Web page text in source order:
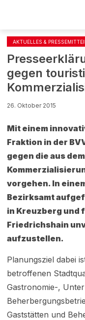
AKTUELLES &
gegen
26. Oktober 2015
Mit einem
Fraktion in der
gegen die aus
vorgehen. In
Bezirksamt
in Kreuzberg und
Friedrichshain
aufzustellen.
Pla­nungsziel dabei
betroffenen
Gastronomie-,
Gaststätten und